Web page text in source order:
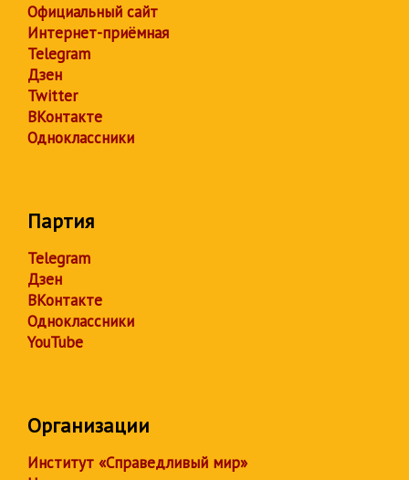
Официальный сайт
Интернет-приёмная
Telegram
Дзен
Twitter
ВКонтакте
Одноклассники
Партия
Telegram
Дзен
ВКонтакте
Одноклассники
YouTube
Организации
Институт «Справедливый мир»